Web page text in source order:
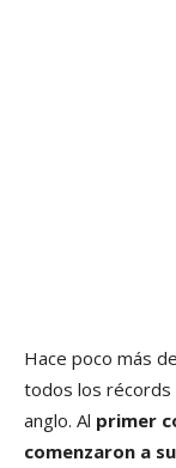
Hace poco más
todos los récords
anglo. Al primer
comenzaron a